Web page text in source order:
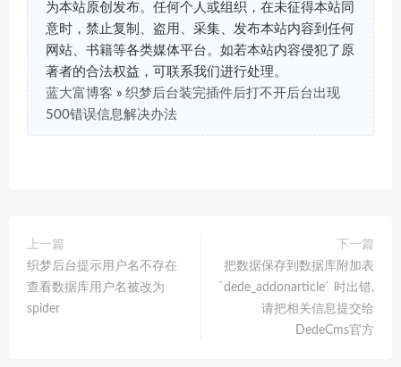
为本站原创发布。任何个人或组织，在未征得本站同
意时，禁止复制、盗用、采集、发布本站内容到任何
网站、书籍等各类媒体平台。如若本站内容侵犯了原
著者的合法权益，可联系我们进行处理。
蓝大富博客 » 织梦后台装完插件后打不开后台出现
500错误信息解决办法
上一篇
织梦后台提示用户名不存在
查看数据库用户名被改为
spider
下一篇
把数据保存到数据库附加表
`dede_addonarticle` 时出错,
请把相关信息提交给
DedeCms官方